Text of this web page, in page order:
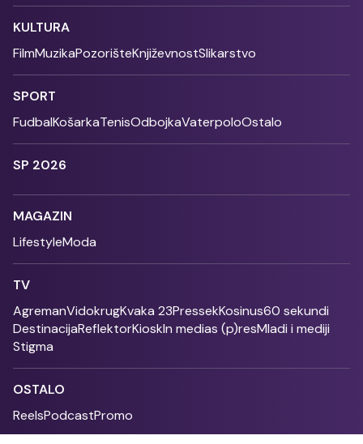
KULTURA
FilmMuzikaPozorišteKnjiževnostSlikarstvo
SPORT
FudbalKošarkaTenisOdbojkaVaterpoloOstalo
SP 2026
MAGAZIN
LifestyleModa
TV
AgremanVidokrugKvaka 23PressekKosinus60 sekundi
DestinacijaReflektorKioskIn medias (p)resMladi i mediji
Stigma
OSTALO
ReelsPodcastPromo